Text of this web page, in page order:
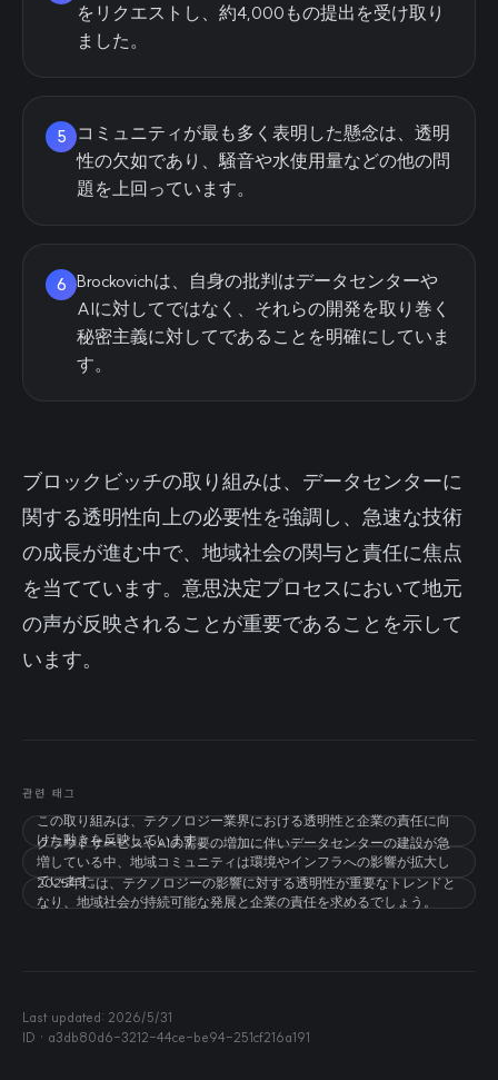
をリクエストし、約4,000もの提出を受け取り
ました。
5
コミュニティが最も多く表明した懸念は、透明
性の欠如であり、騒音や水使用量などの他の問
題を上回っています。
6 Brockovichは、自身の批判はデータセンターや
AIに対してではなく、それらの開発を取り巻く
秘密主義に対してであることを明確にしていま
す。
ブロックビッチの取り組みは、データセンターに
関する透明性向上の必要性を強調し、急速な技術
の成長が進む中で、地域社会の関与と責任に焦点
を当てています。意思決定プロセスにおいて地元
の声が反映されることが重要であることを示して
います。
관련 태그
この取り組みは、テクノロジー業界における透明性と企業の責任に向
けた動きを反映しています。
クラウドサービスやAIの需要の増加に伴いデータセンターの建設が急
増している中、地域コミュニティは環境やインフラへの影響が拡大し
ています。
2025年には、テクノロジーの影響に対する透明性が重要なトレンドと
なり、地域社会が持続可能な発展と企業の責任を求めるでしょう。
Last updated: 2026/5/31
ID · a3db80d6-3212-44ce-be94-251cf216a191